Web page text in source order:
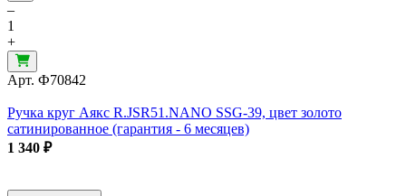
–
1
+
Арт. Ф70842
Ручка круг Аякс R.JSR51.NANO SSG-39, цвет золото
сатинированное (гарантия - 6 месяцев)
1 340 ₽